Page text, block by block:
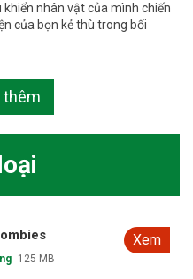
nhân vật của mình chiến
của bọn kẻ thù trong bối
thêm
125 MB
Xem